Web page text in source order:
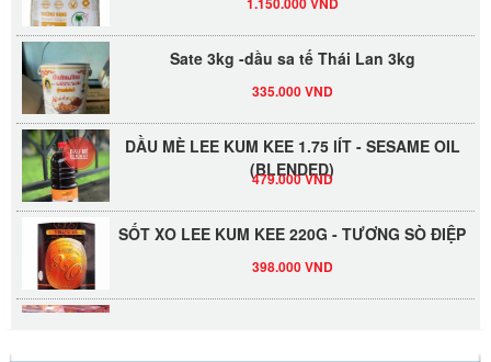
Sate 3kg -dầu sa tế Thái Lan 3kg
DẦU MÈ LEE KUM KEE 1.75 lÍT - SESAME OIL
(BLENDED)
479.000 VND
SỐT XO LEE KUM KEE 220G - TƯƠNG SÒ ĐIỆP